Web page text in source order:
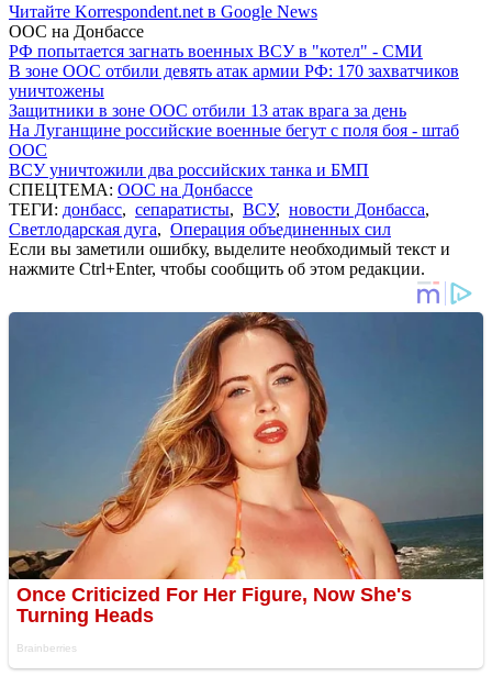
Читайте Korrespondent.net в Google News
ООС на Донбассе
РФ попытается загнать военных ВСУ в "котел" - СМИ
В зоне ООС отбили девять атак армии РФ: 170 захватчиков
уничтожены
Защитники в зоне ООС отбили 13 атак врага за день
На Луганщине российские военные бегут с поля боя - штаб
ООС
ВСУ уничтожили два российских танка и БМП
СПЕЦТЕМА: ООС на Донбассе
ТЕГИ: донбасс, сепаратисты, ВСУ, новости Донбасса,
Светлодарская дуга, Операция объединенных сил
Если вы заметили ошибку, выделите необходимый текст и
нажмите Ctrl+Enter, чтобы сообщить об этом редакции.